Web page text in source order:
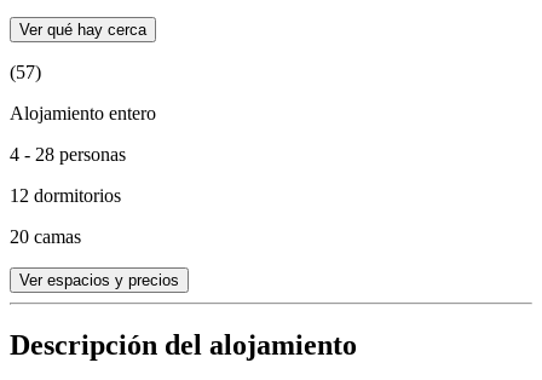
Ver qué hay cerca
(57)
Alojamiento entero
4 - 28 personas
12 dormitorios
20 camas
Ver espacios y precios
Descripción del alojamiento